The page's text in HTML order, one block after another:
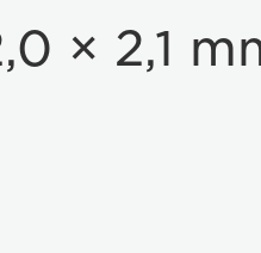
× 2,1